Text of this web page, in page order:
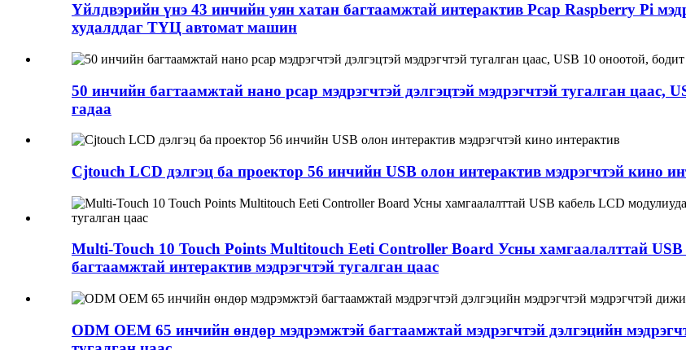
Үйлдвэрийн үнэ 43 инчийн уян хатан багтаамжтай интерактив Pcap Raspberry Pi
худалддаг ТҮЦ автомат машин
50 инчийн багтаамжтай нано pcap мэдрэгчтэй дэлгэцтэй мэдрэгчтэй тугалган цаас,
гадаа
Cjtouch LCD дэлгэц ба проектор 56 инчийн USB олон интерактив мэдрэгчтэй кино
Multi-Touch 10 Touch Points Multitouch Eeti Controller Board Усны хамгаалалттай
багтаамжтай интерактив мэдрэгчтэй тугалган цаас
ODM OEM 65 инчийн өндөр мэдрэмжтэй багтаамжтай мэдрэгчтэй дэлгэцийн